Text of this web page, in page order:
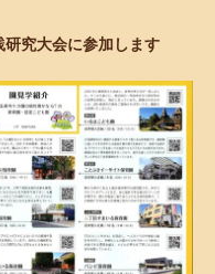
究大会に参加します